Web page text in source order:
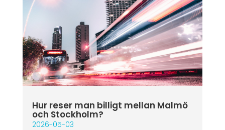
Hur reser man billigt mellan Malmö
och Stockholm?
2026-05-03